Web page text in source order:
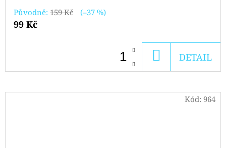
Původně: 159 Kč (–37 %)
99 Kč
KOŠÍKU
DETAIL
Kód: 964